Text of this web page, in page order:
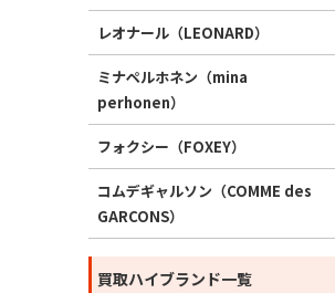
レオナール（LEONARD）
ミナペルホネン（mina
perhonen）
フォクシー（FOXEY）
コムデギャルソン（COMME des
GARCONS）
買取ハイブランド一覧